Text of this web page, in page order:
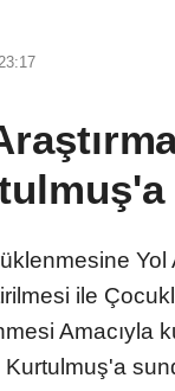
ile
Amacıyla